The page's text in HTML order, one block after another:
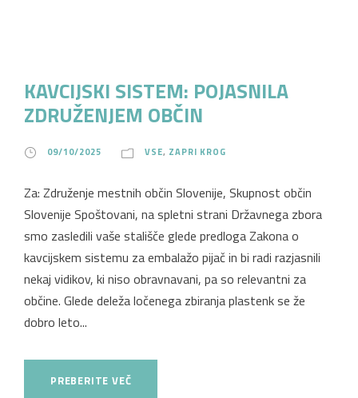
KAVCIJSKI SISTEM: POJASNILA
ZDRUŽENJEM OBČIN
09/10/2025 VSE, ZAPRI KROG
Za: Združenje mestnih občin Slovenije, Skupnost občin
Slovenije Spoštovani, na spletni strani Državnega zbora
smo zasledili vaše stališče glede predloga Zakona o
kavcijskem sistemu za embalažo pijač in bi radi razjasnili
nekaj vidikov, ki niso obravnavani, pa so relevantni za
občine. Glede deleža ločenega zbiranja plastenk se že
dobro leto...
PREBERITE VEČ